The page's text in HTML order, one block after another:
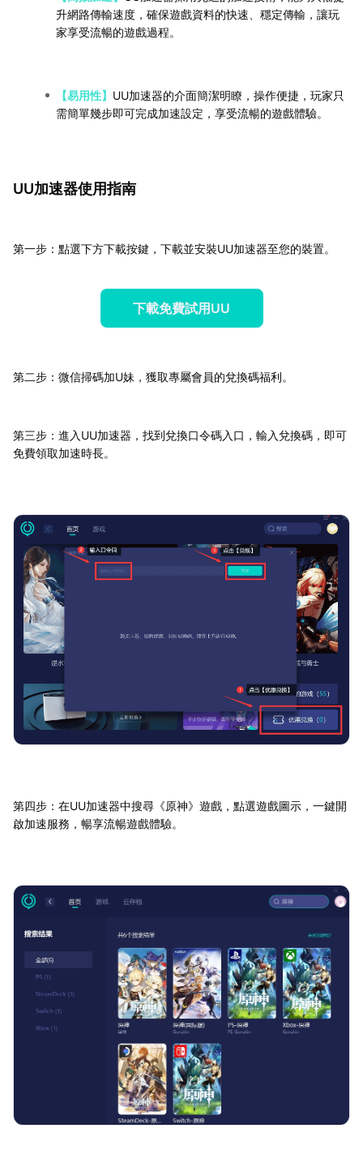
升網路傳輸速度，確保遊戲資料的快速、穩定傳輸，讓玩
家享受流暢的遊戲過程。
【易用性】 UU加速器的介面簡潔明瞭，操作便捷，玩家只
需簡單幾步即可完成加速設定，享受流暢的遊戲體驗。
UU加速器使用指南
第一步：點選下方下載按鍵，下載並安裝UU加速器至您的裝置。
下載免費試用UU
第二步：微信掃碼加U妹，獲取專屬會員的兌換碼福利。
第三步：進入UU加速器，找到兌換口令碼入口，輸入兌換碼，即可
免費領取加速時長。
第四步：在UU加速器中搜尋《原神》遊戲，點選遊戲圖示，一鍵開
啟加速服務，暢享流暢遊戲體驗。